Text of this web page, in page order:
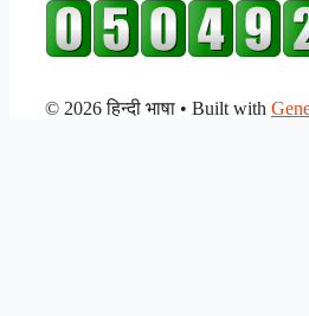
© 2026 हिन्दी भाषा • Built with